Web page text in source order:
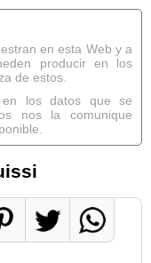
en esta Web y a
producir en los
de estos.
en los datos que se
nos la comunique